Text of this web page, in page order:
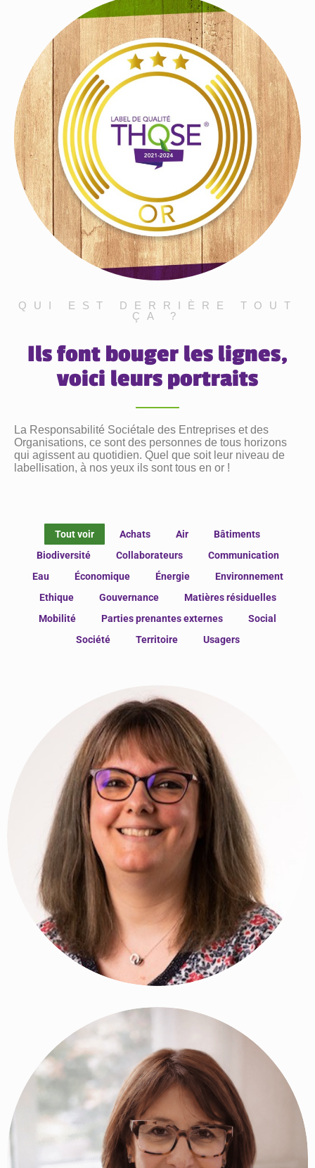
QUI EST DERRIÈRE TOUT
ÇA ?
Ils font bouger les lignes,
voici leurs portraits
La Responsabilité Sociétale des Entreprises et des
Organisations, ce sont des personnes de tous horizons
qui agissent au quotidien. Quel que soit leur niveau de
labellisation, à nos yeux ils sont tous en or !
Tout voir Achats Air
Bâtiments
Biodiversité
Collaborateurs
Communication
Eau
Économique Énergie
Environnement
Ethique
Gouvernance
Matières résiduelles
Mobilité
Parties prenantes externes
Social
Société
Territoire Usagers